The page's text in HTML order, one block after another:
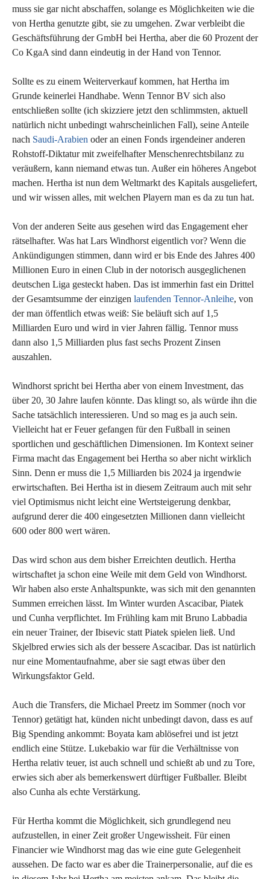
muss sie gar nicht abschaffen, solange es Möglichkeiten wie die
von Hertha genutzte gibt, sie zu umgehen. Zwar verbleibt die
Geschäftsführung der GmbH bei Hertha, aber die 60 Prozent der
Co KgaA sind dann eindeutig in der Hand von Tennor.
Sollte es zu einem Weiterverkauf kommen, hat Hertha im
Grunde keinerlei Handhabe. Wenn Tennor BV sich also
entschließen sollte (ich skizziere jetzt den schlimmsten, aktuell
natürlich nicht unbedingt wahrscheinlichen Fall), seine Anteile
nach Saudi-Arabien oder an einen Fonds irgendeiner anderen
Rohstoff-Diktatur mit zweifelhafter Menschenrechtsbilanz zu
veräußern, kann niemand etwas tun. Außer ein höheres Angebot
machen. Hertha ist nun dem Weltmarkt des Kapitals ausgeliefert,
und wir wissen alles, mit welchen Playern man es da zu tun hat.
Von der anderen Seite aus gesehen wird das Engagement eher
rätselhafter. Was hat Lars Windhorst eigentlich vor? Wenn die
Ankündigungen stimmen, dann wird er bis Ende des Jahres 400
Millionen Euro in einen Club in der notorisch ausgeglichenen
deutschen Liga gesteckt haben. Das ist immerhin fast ein Drittel
der Gesamtsumme der einzigen laufenden Tennor-Anleihe, von
der man öffentlich etwas weiß: Sie beläuft sich auf 1,5
Milliarden Euro und wird in vier Jahren fällig. Tennor muss
dann also 1,5 Milliarden plus fast sechs Prozent Zinsen
auszahlen.
Windhorst spricht bei Hertha aber von einem Investment, das
über 20, 30 Jahre laufen könnte. Das klingt so, als würde ihn die
Sache tatsächlich interessieren. Und so mag es ja auch sein.
Vielleicht hat er Feuer gefangen für den Fußball in seinen
sportlichen und geschäftlichen Dimensionen. Im Kontext seiner
Firma macht das Engagement bei Hertha so aber nicht wirklich
Sinn. Denn er muss die 1,5 Milliarden bis 2024 ja irgendwie
erwirtschaften. Bei Hertha ist in diesem Zeitraum auch mit sehr
viel Optimismus nicht leicht eine Wertsteigerung denkbar,
aufgrund derer die 400 eingesetzten Millionen dann vielleicht
600 oder 800 wert wären.
Das wird schon aus dem bisher Erreichten deutlich. Hertha
wirtschaftet ja schon eine Weile mit dem Geld von Windhorst.
Wir haben also erste Anhaltspunkte, was sich mit den genannten
Summen erreichen lässt. Im Winter wurden Ascacibar, Piatek
und Cunha verpflichtet. Im Frühling kam mit Bruno Labbadia
ein neuer Trainer, der Ibisevic statt Piatek spielen ließ. Und
Skjelbred erwies sich als der bessere Ascacibar. Das ist natürlich
nur eine Momentaufnahme, aber sie sagt etwas über den
Wirkungsfaktor Geld.
Auch die Transfers, die Michael Preetz im Sommer (noch vor
Tennor) getätigt hat, künden nicht unbedingt davon, dass es auf
Big Spending ankommt: Boyata kam ablösefrei und ist jetzt
endlich eine Stütze. Lukebakio war für die Verhältnisse von
Hertha relativ teuer, ist auch schnell und schießt ab und zu Tore,
erwies sich aber als bemerkenswert dürftiger Fußballer. Bleibt
also Cunha als echte Verstärkung.
Für Hertha kommt die Möglichkeit, sich grundlegend neu
aufzustellen, in einer Zeit großer Ungewissheit. Für einen
Financier wie Windhorst mag das wie eine gute Gelegenheit
aussehen. De facto war es aber die Trainerpersonalie, auf die es